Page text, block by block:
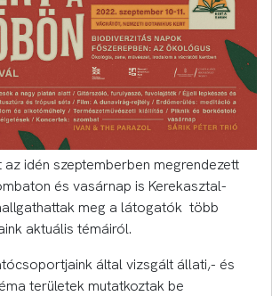
az idén szeptemberben megrendezett
és vasárnap is Kerekasztal-
meg a látogatók több
aktuális témáiról.
által vizsgált állati,- és
területek mutatkoztak be